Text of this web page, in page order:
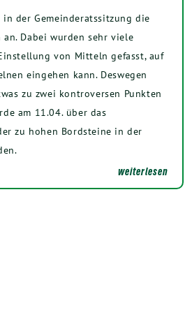
der Gemeinderatssitzung die
Dabei wurden sehr viele
von Mitteln gefasst, auf
eingehen kann. Deswegen
zu zwei kontroversen Punkten
am 11.04. über das
zu hohen Bordsteine in der
weiterlesen